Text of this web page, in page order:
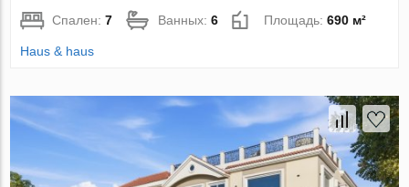
Спален:7 Ванных:6 Площадь:690 м²
Haus & haus